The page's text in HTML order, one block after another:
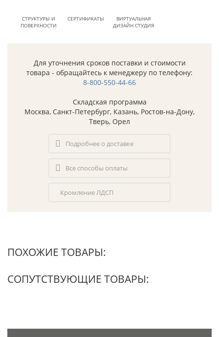
СТРУКТУРЫ И
ПОВЕРХНОСТИ
СЕРТИФИКАТЫ
ВИРТУАЛЬНАЯ
ДИЗАЙН СТУДИЯ
Для уточнения сроков поставки и стоимости
товара - обращайтесь к менеджеру по телефону:
8-800-550-44-66
Складская программа
Москва, Санкт-Петербург, Казань, Ростов-на-Дону,
Тверь, Орел
Подробнее о доставке
Все способы оплаты
Кромление ЛДСП
ПОХОЖИЕ ТОВАРЫ:
СОПУТСТВУЮЩИЕ ТОВАРЫ: